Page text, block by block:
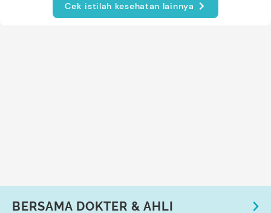
Cek istilah kesehatan lainnya
BERSAMA DOKTER & AHLI